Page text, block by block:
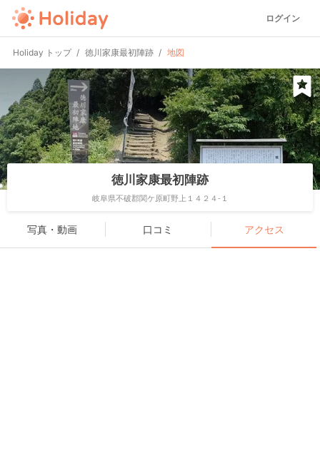
ログイン
Holiday トップ 徳川家康最初陣跡 地図
徳川家康最初陣跡
岐阜県不破郡関ケ原町野上１４２４-１
写真・動画 口コミ アクセス